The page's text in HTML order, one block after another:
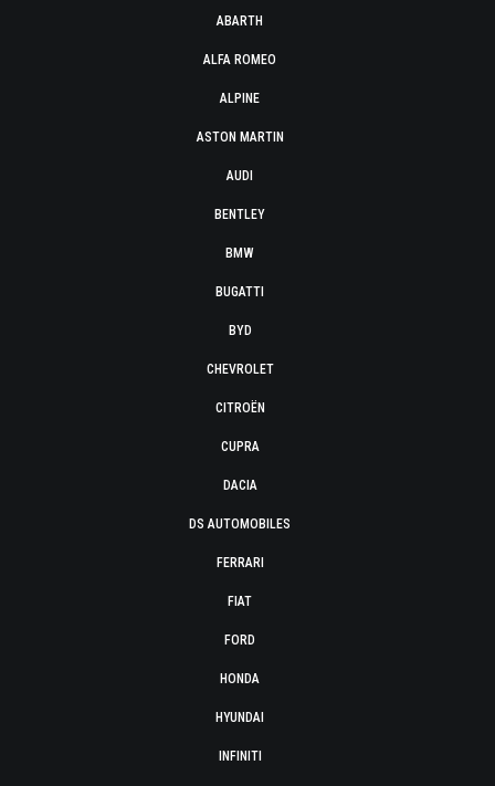
ABARTH
ALFA ROMEO
ALPINE
ASTON MARTIN
AUDI
BENTLEY
BMW
BUGATTI
BYD
CHEVROLET
CITROËN
CUPRA
DACIA
DS AUTOMOBILES
FERRARI
FIAT
FORD
HONDA
HYUNDAI
INFINITI